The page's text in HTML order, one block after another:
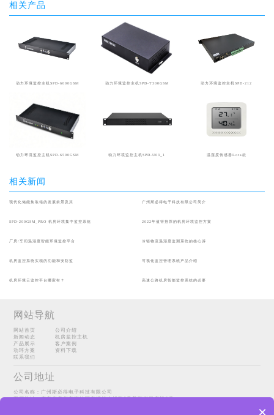
相关产品
动力环境监控主机SPD-6000GSM 动力环境监控主机SPD-T300GSM 动力环境监控主机SPD-212
动力环境监控主机SPD-6500GSM 动力环境监控主机SPD-U03_1 温湿度传感器Lora款
相关新闻
现代化储能集装箱的发展前景及其 广州斯必得电子科技有限公司简介
SPD-200GSM_PRO 机房环境集中监控系统 2022年值得推荐的机房环境监控方案
厂房/车间温湿度智能环境监控平台 冷链物流温湿度监测系统的核心诉
机房监控系统实现的功能和安防监 可视化监控管理系统产品介绍
机房环境云监控平台哪家有？ 高速公路机房智能监控系统的必要
网站导航
网站首页
公司介绍
新闻动态
机房监控主机
产品展示
客户案例
动环方案
资料下载
联系我们
公司地址
公司名称：广州斯必得电子科技有限公司
工厂地址：广东省广州市南沙区东涌镇吉祥路6号美顺假日广场6楼